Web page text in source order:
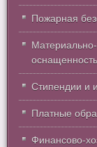
Пожарная
Стипендии и
Платные
Финансово-